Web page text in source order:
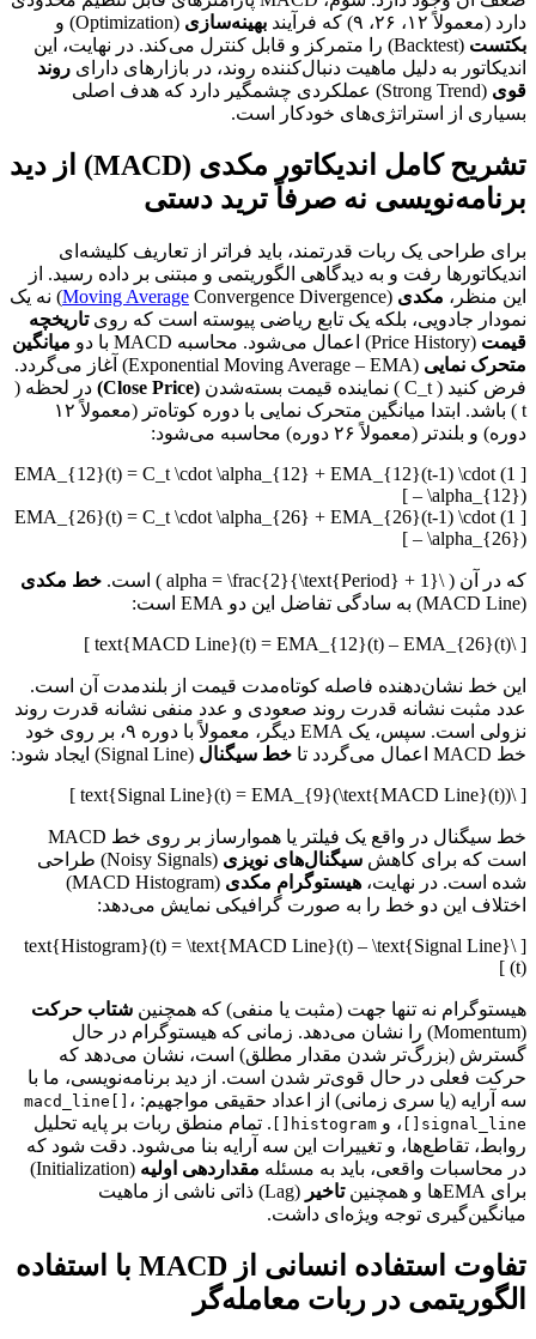
دارد (معمولاً ۱۲، ۲۶، ۹) که فرآیند
بهینه‌سازی (Optimization) و
بکتست
(Backtest) را متمرکز و قابل کنترل می‌کند. در نهایت، این
اندیکاتور به دلیل ماهیت دنبال‌کننده روند، در بازارهای دارای روند
قوی
(Strong Trend) عملکردی چشمگیر دارد که هدف اصلی
بسیاری از استراتژی‌های خودکار است.
تشریح کامل اندیکاتور مکدی (MACD) از دید
برنامه‌نویسی نه صرفاً ترید دستی
برای طراحی یک ربات قدرتمند، باید فراتر از تعاریف کلیشه‌ای
اندیکاتورها رفت و به دیدگاهی الگوریتمی و مبتنی بر داده رسید. از
این منظر، مکدی (
Moving AverageConvergence Divergence) نه یک
نمودار جادویی، بلکه یک تابع ریاضی پیوسته است که رویتاریخچه
قیمت (Price History) اعمال می‌شود. محاسبه MACD با دو
میانگین
متحرک نمایی
(Exponential Moving Average – EMA) آغاز می‌گردد.
فرض کنید ( C_t ) نماینده قیمت بسته‌شدن
(Close Price)
در لحظه (
t ) باشد. ابتدا میانگین متحرک نمایی با دوره کوتاه‌تر (معمولاً ۱۲
دوره) و بلندتر (معمولاً ۲۶ دوره) محاسبه می‌شود:
[ EMA_{12}(t) = C_t \cdot \alpha_{12} + EMA_{12}(t-1) \cdot (1
– \alpha_{12}) ]
[ EMA_{26}(t) = C_t \cdot \alpha_{26} + EMA_{26}(t-1) \cdot (1
– \alpha_{26}) ]
که در آن ( \alpha = \frac{2}{\text{Period} + 1} ) است.
خط مکدی
(MACD Line) به سادگی تفاضل این دو EMA است:
[ \text{MACD Line}(t) = EMA_{12}(t) – EMA_{26}(t) ]
این خط نشان‌دهنده فاصله کوتاه‌مدت قیمت از بلندمدت آن است.
عدد مثبت نشانه قدرت روند صعودی و عدد منفی نشانه قدرت روند
نزولی است. سپس، یک EMA دیگر، معمولاً با دوره ۹، بر روی خود
خط MACD اعمال می‌گردد تا
خط سیگنال (Signal Line) ایجاد شود:
[ \text{Signal Line}(t) = EMA_{9}(\text{MACD Line}(t)) ]
خط سیگنال در واقع یک فیلتر یا هموارساز بر روی خط MACD
است که برای کاهش سیگنال‌های نویزی
(Noisy Signals) طراحی
شده است. در نهایت، هیستوگرام مکدی
(MACD Histogram)
اختلاف این دو خط را به صورت گرافیکی نمایش می‌دهد:
[ \text{Histogram}(t) = \text{MACD Line}(t) – \text{Signal Line}
(t) ]
هیستوگرام نه تنها جهت (مثبت یا منفی) که همچنین شتاب حرکت
(Momentum) را نشان می‌دهد. زمانی که هیستوگرام در حال
گسترش (بزرگ‌تر شدن مقدار مطلق) است، نشان می‌دهد که
حرکت فعلی در حال قوی‌تر شدن است. از دید برنامه‌نویسی، ما با
سه آرایه (یا سری زمانی) از اعداد حقیقی مواجهیم:
macd_line[] ،
signal_line[] ، و histogram[]
. تمام منطق ربات بر پایه تحلیل
روابط، تقاطع‌ها، و تغییرات این سه آرایه بنا می‌شود. دقت شود که
در محاسبات واقعی، باید به مسئله مقداردهی اولیه
(Initialization)
برای EMAها و همچنین
تاخیر
(Lag) ذاتی ناشی از ماهیت
میانگین‌گیری توجه ویژه‌ای داشت.
تفاوت استفاده انسانی از MACD با استفاده
الگوریتمی در ربات معامله‌گر